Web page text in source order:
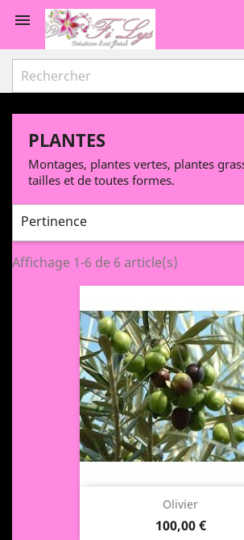

PLANTES
Montages, plantes vertes, plantes
tailles et de toutes formes.
Pertinence
Affichage 1-6 de 6 article(s)
Olivier
Prix
100,00 €